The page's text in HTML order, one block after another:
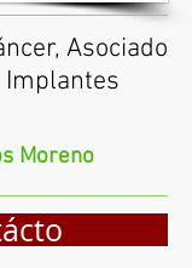
Asociado
Implantes
Moreno